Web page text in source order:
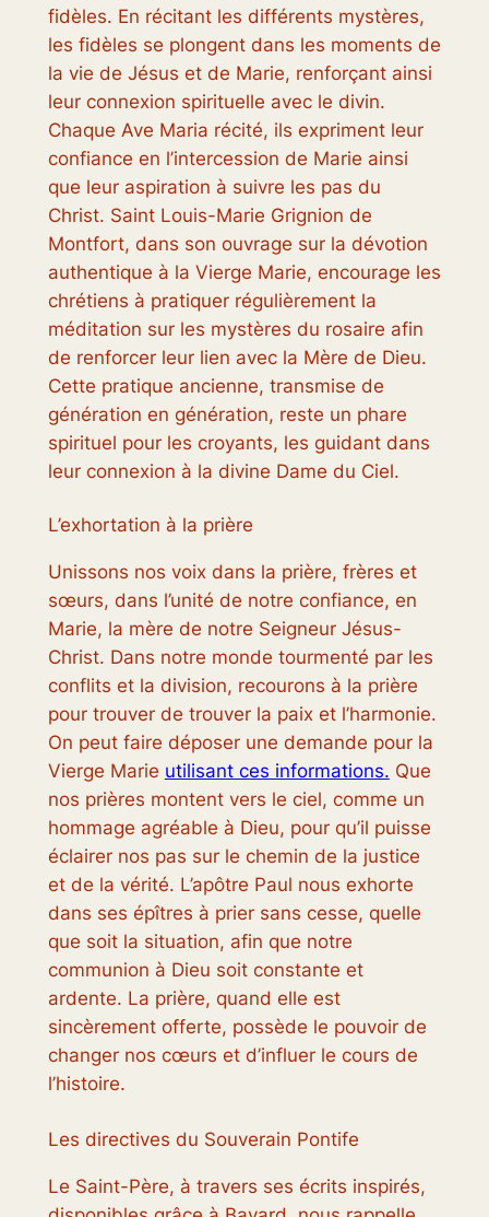
fidèles. En récitant les différents mystères,
les fidèles se plongent dans les moments de
la vie de Jésus et de Marie, renforçant ainsi
leur connexion spirituelle avec le divin.
Chaque Ave Maria récité, ils expriment leur
confiance en l’intercession de Marie ainsi
que leur aspiration à suivre les pas du
Christ. Saint Louis-Marie Grignion de
Montfort, dans son ouvrage sur la dévotion
authentique à la Vierge Marie, encourage les
chrétiens à pratiquer régulièrement la
méditation sur les mystères du rosaire afin
de renforcer leur lien avec la Mère de Dieu.
Cette pratique ancienne, transmise de
génération en génération, reste un phare
spirituel pour les croyants, les guidant dans
leur connexion à la divine Dame du Ciel.
L’exhortation à la prière
Unissons nos voix dans la prière, frères et
sœurs, dans l’unité de notre confiance, en
Marie, la mère de notre Seigneur Jésus-
Christ. Dans notre monde tourmenté par les
conflits et la division, recourons à la prière
pour trouver de trouver la paix et l’harmonie.
On peut faire déposer une demande pour la
Vierge Marie utilisant ces informations. Que
nos prières montent vers le ciel, comme un
hommage agréable à Dieu, pour qu’il puisse
éclairer nos pas sur le chemin de la justice
et de la vérité. L’apôtre Paul nous exhorte
dans ses épîtres à prier sans cesse, quelle
que soit la situation, afin que notre
communion à Dieu soit constante et
ardente. La prière, quand elle est
sincèrement offerte, possède le pouvoir de
changer nos cœurs et d’influer le cours de
l’histoire.
Les directives du Souverain Pontife
Le Saint-Père, à travers ses écrits inspirés,